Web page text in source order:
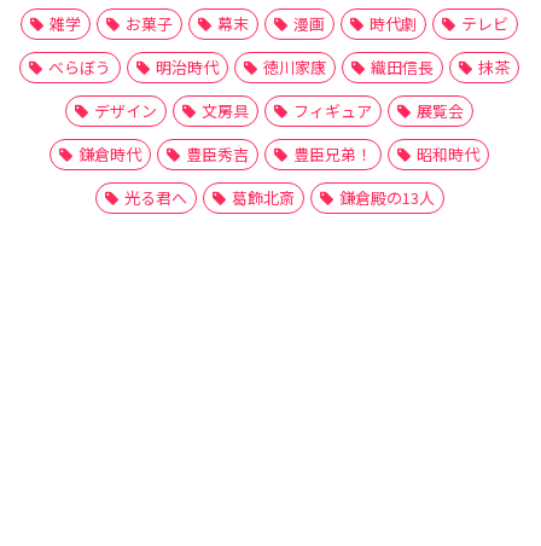
雑学
お菓子 幕末 漫画 時代劇
テレビ
べらぼう
明治時代 徳川家康 織田信長
抹茶
デザイン
文房具 フィギュア
展覧会
鎌倉時代
豊臣秀吉 豊臣兄弟！
昭和時代
光る君へ
葛飾北斎 鎌倉殿の13人